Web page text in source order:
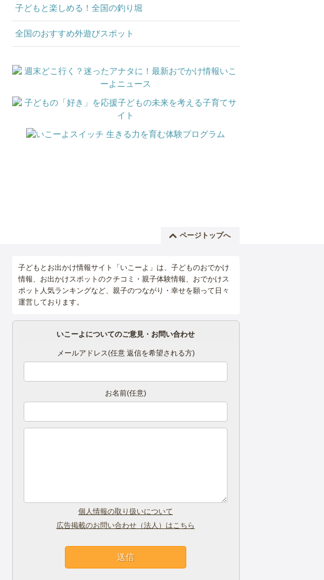
子どもと楽しめる！全国の釣り堀
全国のおすすめ外遊びスポット
ページトップへ
子どもとお出かけ情報サイト「いこーよ」は、子どものおでかけ
情報、お出かけスポットのクチコミ・親子体験情報、おでかけス
ポット人気ランキングなど、親子のつながり・幸せを願って日々
運営しております。
いこーよについてのご意見・お問い合わせ
メールアドレス(任意 返信を希望される方)
お名前(任意)
個人情報の取り扱いについて
広告掲載のお問い合わせ（法人）はこちら